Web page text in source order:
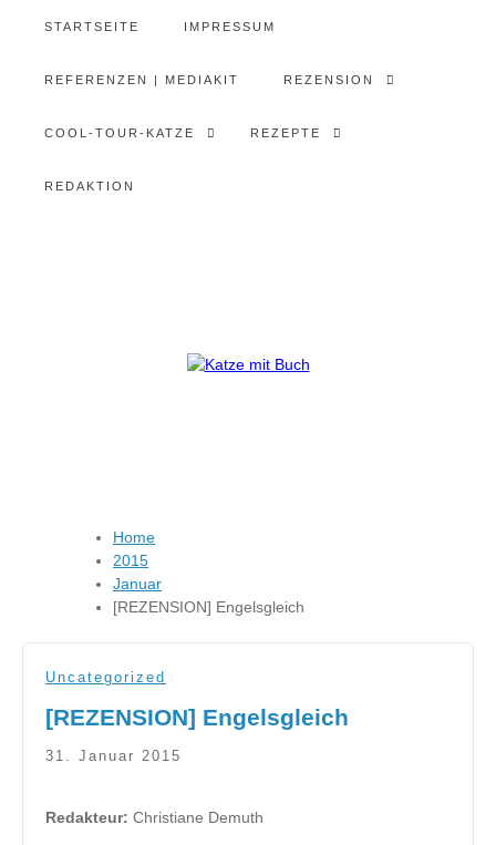
STARTSEITE IMPRESSUM
REFERENZEN | MEDIAKIT REZENSION
COOL-TOUR-KATZE REZEPTE
REDAKTION
Home
2015
Januar
[REZENSION] Engelsgleich
Uncategorized
[REZENSION] Engelsgleich
31. Januar 2015
Redakteur: Christiane Demuth